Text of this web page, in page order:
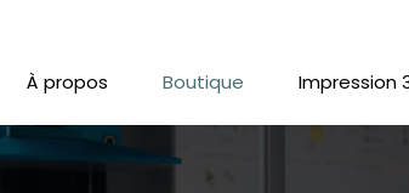
À propos Boutique Impression